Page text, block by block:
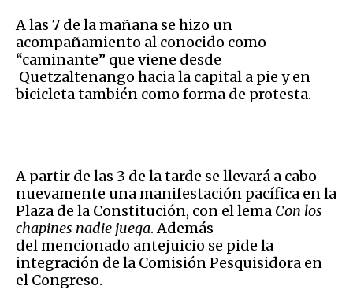
A las 7 de la mañana se hizo un
acompañamiento al conocido como
“caminante” que viene desde
Quetzaltenango hacia la capital a pie y en
bicicleta también como forma de protesta.
A partir de las 3 de la tarde se llevará a cabo
nuevamente una manifestación pacífica en la
Plaza de la Constitución, con el lema Con los
chapines nadie juega. Además
del mencionado antejuicio se pide la
integración de la Comisión Pesquisidora en
el Congreso.